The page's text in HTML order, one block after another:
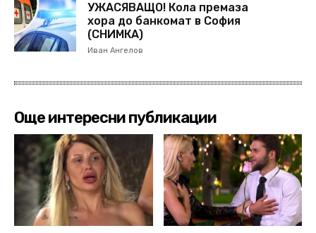
УЖАСЯВАЩО! Кола премаза
хора до банкомат в София
(СНИМКА)
Иван Ангелов
Още интересни публикации